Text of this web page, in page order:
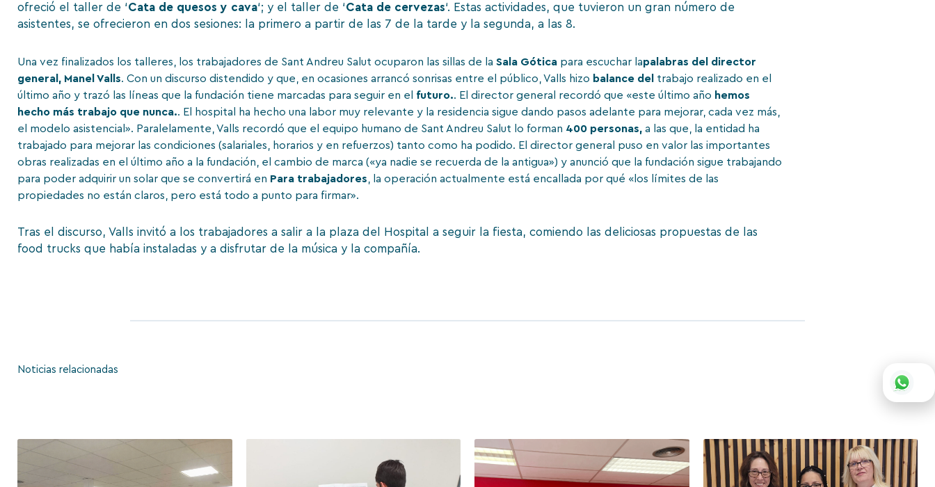
ofreció el taller de ‘Cata de quesos y cava‘; y el taller de ‘Cata de cervezas‘. Estas actividades, que tuvieron un gran número de
asistentes, se ofrecieron en dos sesiones: la primero a partir de las 7 de la tarde y la segunda, a las 8.
Una vez finalizados los talleres, los trabajadores de Sant Andreu Salut ocuparon las sillas de la Sala Gótica para escuchar lapalabras del director
general, Manel Valls. Con un discurso distendido y que, en ocasiones arrancó sonrisas entre el público, Valls hizo balance del trabajo realizado en el
último año y trazó las líneas que la fundación tiene marcadas para seguir en el futuro.. El director general recordó que «este último año hemos
hecho más trabajo que nunca.. El hospital ha hecho una labor muy relevante y la residencia sigue dando pasos adelante para mejorar, cada vez más,
el modelo asistencial». Paralelamente, Valls recordó que el equipo humano de Sant Andreu Salut lo forman 400 personas, a las que, la entidad ha
trabajado para mejorar las condiciones (salariales, horarios y en refuerzos) tanto como ha podido. El director general puso en valor las importantes
obras realizadas en el último año a la fundación, el cambio de marca («ya nadie se recuerda de la antigua») y anunció que la fundación sigue trabajando
para poder adquirir un solar que se convertirá en Para trabajadores , la operación actualmente está encallada por qué «los límites de las
propiedades no están claros, pero está todo a punto para firmar».
Tras el discurso, Valls invitó a los trabajadores a salir a la plaza del Hospital a seguir la fiesta, comiendo las deliciosas propuestas de las
food trucks que había instaladas y a disfrutar de la música y la compañía.
Noticias relacionadas